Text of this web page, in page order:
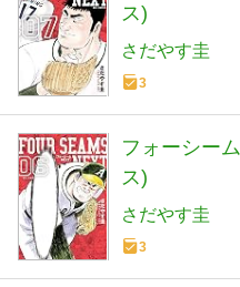
ス)
さだやす圭
3
フォーシー
ス)
さだやす圭
3